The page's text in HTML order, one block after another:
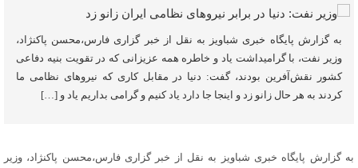
به گزارش پایگاه خبری شباویز به نقل از خبر گزاری فارس،محسن پاکنژاد،
وزیر نفت، با گرامیداشت یاد و خاطره همه عزیزانی که در تقویت بنیه دفاعی
کشور نقش‌آفرین بودند، گفت: دنیا در مقابل کاری که نیروهای نظامی ما
کردند به هر حال زانو زد و اینجا جا دارد یاد کنیم و گرامی بداریم یاد و […]
به گزارش پایگاه خبری شباویز به نقل از خبر گزاری فارس،محسن پاکنژاد، وزیر